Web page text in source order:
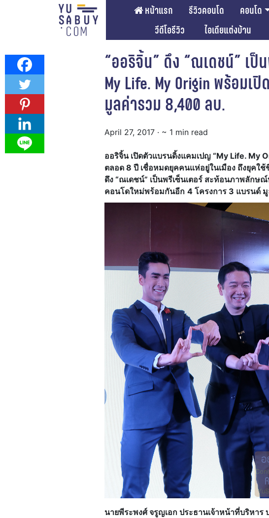
หน้าแรก รีวิวคอนโด คอนโด
วีดีโอรีวิว
ไอเดียแต่งบ้าน
“ออริจิ้น” ดึง “ณเดชน์” เป็
My Life. My Origin พร้อมเ
มูลค่ารวม 8,400 ลบ.
April 27, 2017 · ~ 1 min read
ออริจิ้น เปิดตัวแบรนดิ้งแคมเปญ “My Life. My
ตลอด 8 ปี เชื่อหมดยุคคนแห่อยู่ในเมือง ถึงยุคใช้
ดึง “ณเดชน์” เป็นพรีเซ็นเตอร์ สะท้อนภาพลักษ
คอนโดใหม่พร้อมกันอีก 4 โครงการ 3 แบรนด์
นายพีระพงศ์ จรูญเอก ประธานเจ้าหน้าที่บริหา